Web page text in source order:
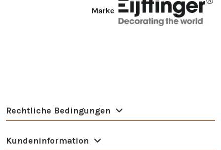
Marke
Rechtliche Bedingungen
Kundeninformation